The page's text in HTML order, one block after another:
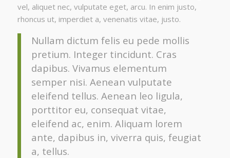
vel, aliquet nec, vulputate eget, arcu. In enim justo,
rhoncus ut, imperdiet a, venenatis vitae, justo.
Nullam dictum felis eu pede mollis
pretium. Integer tincidunt. Cras
dapibus. Vivamus elementum
semper nisi. Aenean vulputate
eleifend tellus. Aenean leo ligula,
porttitor eu, consequat vitae,
eleifend ac, enim. Aliquam lorem
ante, dapibus in, viverra quis, feugiat
a, tellus.